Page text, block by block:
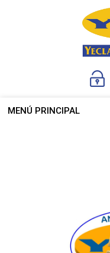
MENÚ PRINCIPAL